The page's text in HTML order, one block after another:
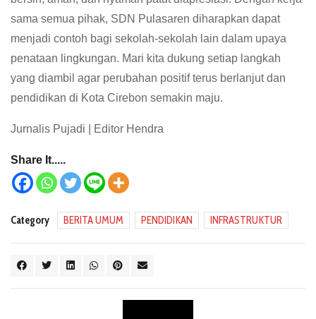
sama semua pihak, SDN Pulasaren diharapkan dapat
menjadi contoh bagi sekolah-sekolah lain dalam upaya
penataan lingkungan. Mari kita dukung setiap langkah
yang diambil agar perubahan positif terus berlanjut dan
pendidikan di Kota Cirebon semakin maju.
Jurnalis Pujadi | Editor Hendra
Share It.....
Category BERITA UMUM PENDIDIKAN INFRASTRUKTUR